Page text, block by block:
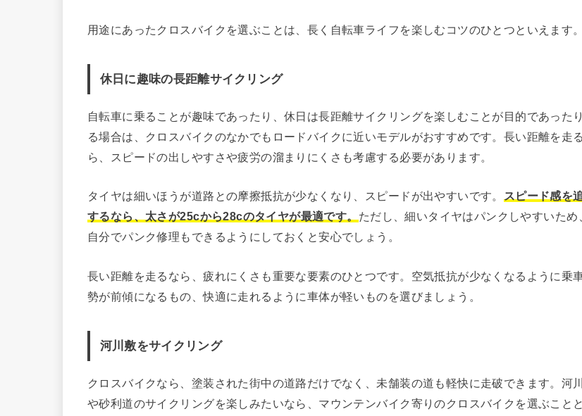
用途にあったクロスバイクを選ぶことは、長く自転車ライフを楽しむコツのひとつといえます。
休日に趣味の長距離サイクリング
自転車に乗ることが趣味であったり、休日は長距離サイクリングを楽しむことが目的であった
る場合は、クロスバイクのなかでもロードバイクに近いモデルがおすすめです。長い距離を走
ら、スピードの出しやすさや疲労の溜まりにくさも考慮する必要があります。
タイヤは細いほうが道路との摩擦抵抗が少なくなり、スピードが出やすいです。
スピード感を
するなら、太さが25cから28cのタイヤが最適です。 ただし、細いタイヤはパンクしやすいため
自分でパンク修理もできるようにしておくと安心でしょう。
長い距離を走るなら、疲れにくさも重要な要素のひとつです。空気抵抗が少なくなるように乗
勢が前傾になるもの、快適に走れるように車体が軽いものを選びましょう。
河川敷をサイクリング
クロスバイクなら、塗装された街中の道路だけでなく、未舗装の道も軽快に走破できます。河
や砂利道のサイクリングを楽しみたいなら、マウンテンバイク寄りのクロスバイクを選ぶこと